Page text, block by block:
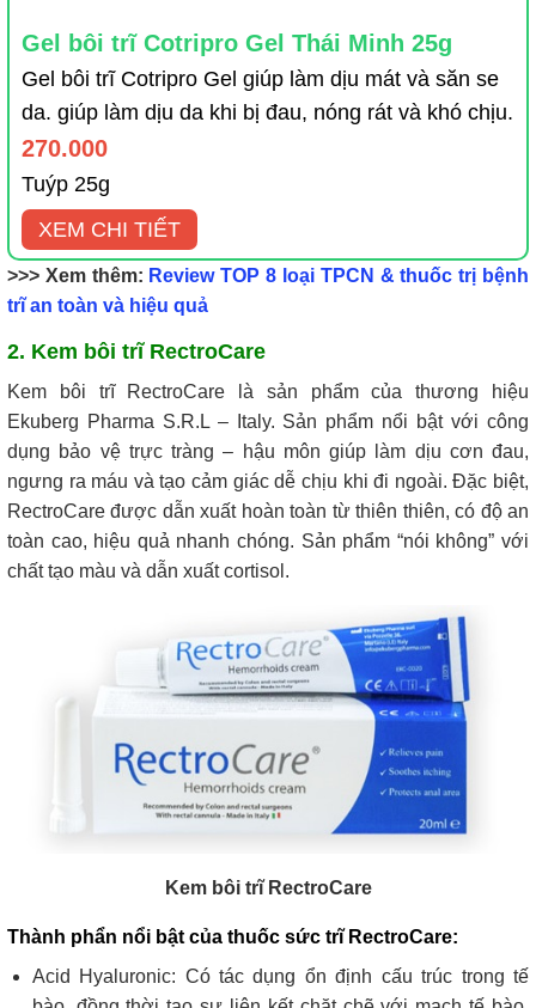
Gel bôi trĩ Cotripro Gel Thái Minh 25g
Gel bôi trĩ Cotripro Gel giúp làm dịu mát và săn se
da. giúp làm dịu da khi bị đau, nóng rát và khó chịu.
270.000
Tuýp 25g
XEM CHI TIẾT
>>> Xem thêm: Review TOP 8 loại TPCN & thuốc trị bệnh
trĩ an toàn và hiệu quả
2. Kem bôi trĩ RectroCare
Kem bôi trĩ RectroCare là sản phẩm của thương hiệu
Ekuberg Pharma S.R.L – Italy. Sản phẩm nổi bật với công
dụng bảo vệ trực tràng – hậu môn giúp làm dịu cơn đau,
ngưng ra máu và tạo cảm giác dễ chịu khi đi ngoài. Đặc biệt,
RectroCare được dẫn xuất hoàn toàn từ thiên thiên, có độ an
toàn cao, hiệu quả nhanh chóng. Sản phẩm “nói không” với
chất tạo màu và dẫn xuất cortisol.
Kem bôi trĩ RectroCare
Thành phẩn nổi bật của thuốc sức trĩ RectroCare:
Acid Hyaluronic: Có tác dụng ổn định cấu trúc trong tế